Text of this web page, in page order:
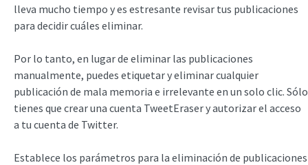
lleva mucho tiempo y es estresante revisar tus publicaciones
para decidir cuáles eliminar.
Por lo tanto, en lugar de eliminar las publicaciones
manualmente, puedes etiquetar y eliminar cualquier
publicación de mala memoria e irrelevante en un solo clic. Sólo
tienes que crear una cuenta TweetEraser y autorizar el acceso
a tu cuenta de Twitter.
Establece los parámetros para la eliminación de publicaciones